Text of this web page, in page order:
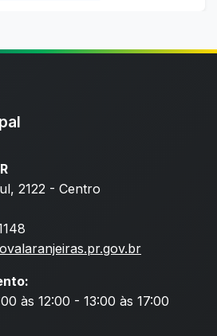
2122 - Centro
às 12:00 - 13:00 às 17:00